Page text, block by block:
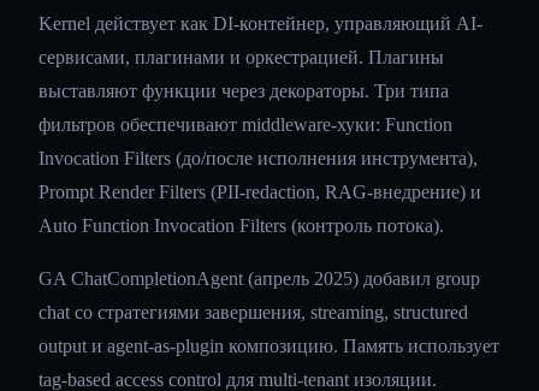
Kernel действует как DI-контейнер, управляющий AI-
сервисами, плагинами и оркестрацией. Плагины
выставляют функции через декораторы. Три типа
фильтров обеспечивают middleware-хуки: Function
Invocation Filters (до/после исполнения инструмента),
Prompt Render Filters (PII-redaction, RAG-внедрение) и
Auto Function Invocation Filters (контроль потока).
GA ChatCompletionAgent (апрель 2025) добавил group
chat со стратегиями завершения, streaming, structured
output и agent-as-plugin композицию. Память использует
tag-based access control для multi-tenant изоляции.